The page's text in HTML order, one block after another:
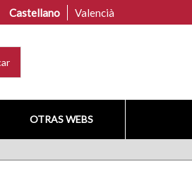
Castellano Valencià
OTRAS WEBS